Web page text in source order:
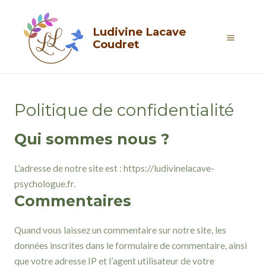
contenu
Ludivine Lacave
Coudret
Menu
Politique de confidentialité
Qui sommes nous ?
L’adresse de notre site est : https://ludivinelacave-
psychologue.fr.
Commentaires
Quand vous laissez un commentaire sur notre site, les
données inscrites dans le formulaire de commentaire, ainsi
que votre adresse IP et l’agent utilisateur de votre